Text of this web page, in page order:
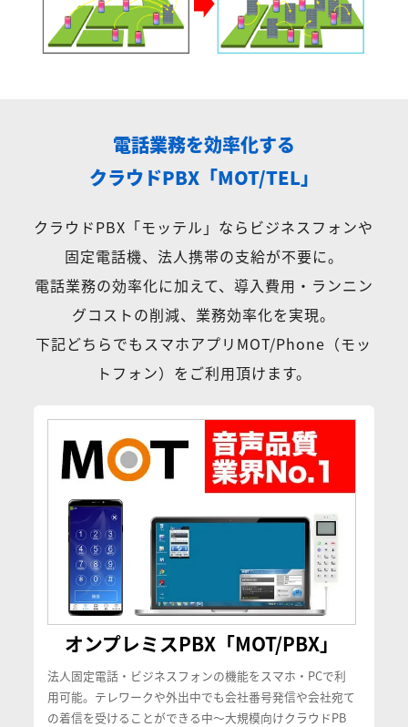
電話業務を効率化する
クラウドPBX「MOT/TEL」
クラウドPBX「モッテル」ならビジネスフォンや
固定電話機、法人携帯の支給が不要に。
電話業務の効率化に加えて、導入費用・ランニン
グコストの削減、業務効率化を実現。
下記どちらでもスマホアプリMOT/Phone（モッ
トフォン）をご利用頂けます。
オンプレミスPBX「MOT/PBX」
法人固定電話・ビジネスフォンの機能をスマホ・PCで利
用可能。テレワークや外出中でも会社番号発信や会社宛て
の着信を受けることができる中〜大規模向けクラウドPB